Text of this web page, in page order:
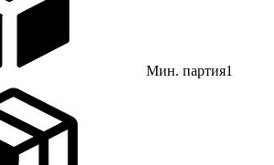
Мин. партия1